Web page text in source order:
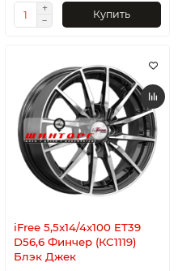
Купить
iFree 5,5x14/4x100 ET39
D56,6 Финчер (КС1119)
Блэк Джек